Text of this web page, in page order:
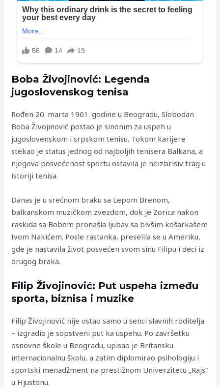
Boba Živojinović: Legenda
jugoslovenskog tenisa
Rođen 20. marta 1961. godine u Beogradu, Slobodan
Boba Živojinović postao je sinonim za uspeh u
jugoslovenskom i srpskom tenisu. Tokom karijere
stekao je status jednog od najboljih tenisera Balkana, a
njegova posvećenost sportu ostavila je neizbrisiv trag u
istoriji tenisa.
Danas je u srećnom braku sa Lepom Brenom,
balkanskom muzičkom zvezdom, dok je Zorica nakon
raskida sa Bobom pronašla ljubav sa bivšim košarkašem
Ivom Nakićem. Posle rastanka, preselila se u Ameriku,
gde je nastavila život posvećen svom sinu Filipu i deci iz
drugog braka.
Filip Živojinović: Put uspeha između
sporta, biznisa i muzike
Filip Živojinović nije ostao samo u senci slavnih roditelja
– izgradio je sopstveni put ka uspehu. Po završetku
osnovne škole u Beogradu, upisao je Britansku
internacionalnu školu, a zatim diplomirao psihologiju i
sportski menadžment na prestižnom Univerzitetu „Rajs“
u Hjustonu.